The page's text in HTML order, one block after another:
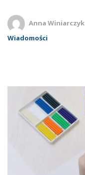
Anna Winiarczyk
Wiadomości